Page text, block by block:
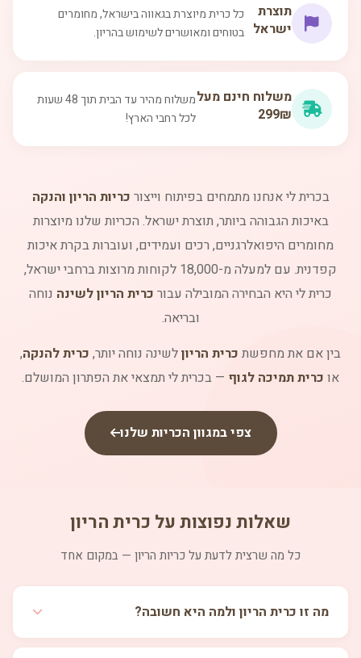
תוצרת
ישראל
כל כרית מיוצרת בגאווה בישראל, מחומרים
בטוחים ומאושרים לשימוש בהריון.
משלוח חינם מעל
299₪
משלוח מהיר עד הבית תוך 48 שעות
לכל רחבי הארץ!
בכרית לי אנחנו מתמחים בפיתוח וייצור כריות הריון והנקה
באיכות הגבוהה ביותר, תוצרת ישראל. הכריות שלנו מיוצרות
מחומרים היפואלרגניים, רכים ועמידים, ועוברות בקרת איכות
קפדנית. עם למעלה מ-18,000 לקוחות מרוצות ברחבי ישראל,
כרית לי היא הבחירה המובילה עבור כרית הריון לשינה נוחה
ובריאה.
בין אם את מחפשת כרית הריוןלשינה נוחה יותר, כרית להנקה,
או כרית תמיכה לגוף — בכרית לי תמצאי את הפתרון המושלם.
צפי במגוון הכריות שלנו
שאלות נפוצות על כרית הריון
כל מה שרצית לדעת על כריות הריון — במקום אחד
מה זו כרית הריון ולמה היא חשובה?